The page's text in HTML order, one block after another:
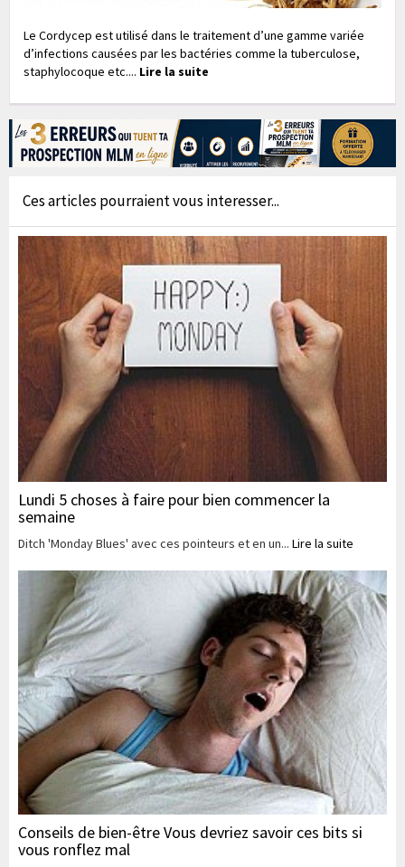
Le Cordycep est utilisé dans le traitement d’une gamme variée
d’infections causées par les bactéries comme la tuberculose,
staphylocoque etc.... Lire la suite
Ces articles pourraient vous interesser...
Lundi 5 choses à faire pour bien commencer la
semaine
Ditch 'Monday Blues' avec ces pointeurs et en un... Lire la suite
Conseils de bien-être Vous devriez savoir ces bits si
vous ronflez mal